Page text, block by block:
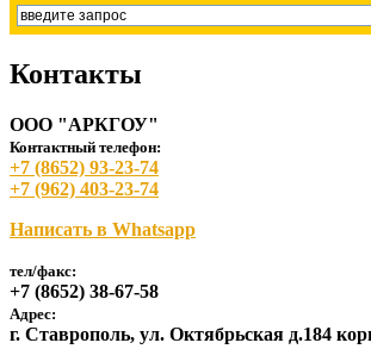
Контакты
ООО "АРКГОУ"
Контактный телефон:
+7 (8652) 93-23-74
+7 (962) 403-23-74
Написать в Whatsapp
тел/факс:
+7 (8652) 38-67-58
Адрес:
г. Ставрополь, ул. Октябрьская д.184